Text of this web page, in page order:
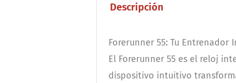
Descripción
Forerunner 55: Tu Entrenador
El Forerunner 55 es el reloj
dispositivo intuitivo